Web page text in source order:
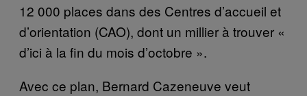
12 000 places dans des Centres d’accueil et
d’orientation (CAO), dont un millier à trouver «
d’ici à la fin du mois d’octobre ».
Avec ce plan, Bernard Cazeneuve veut